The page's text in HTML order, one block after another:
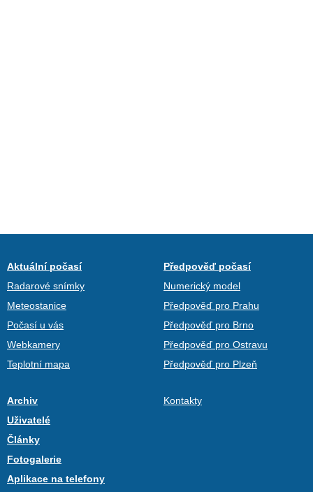
Aktuální počasí
Radarové snímky
Meteostanice
Počasí u vás
Webkamery
Teplotní mapa
Předpověď počasí
Numerický model
Předpověď pro Prahu
Předpověď pro Brno
Předpověď pro Ostravu
Předpověď pro Plzeň
Archiv
Uživatelé
Články
Fotogalerie
Aplikace na telefony
Kontakty